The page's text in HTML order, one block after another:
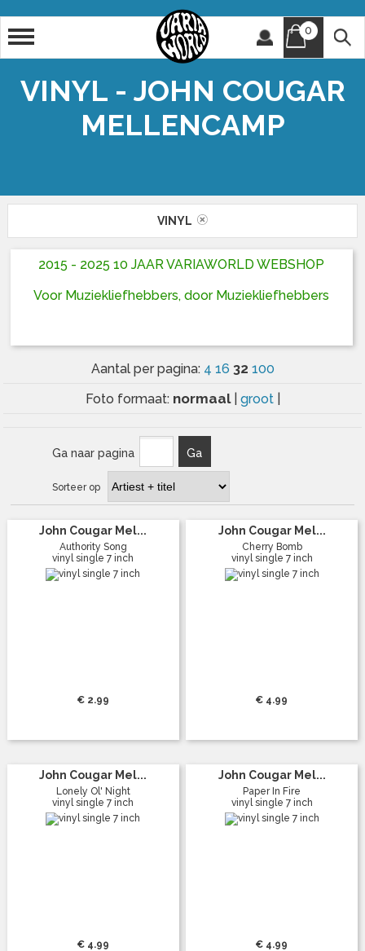
0
VINYL - JOHN COUGAR
MELLENCAMP
VINYL
2015 - 2025 10 JAAR VARIAWORLD WEBSHOP
Voor Muziekliefhebbers, door Muziekliefhebbers
Aantal per pagina: 4 16 32 100
Foto formaat: normaal groot
Ga naar pagina Ga
Sorteer op
John Cougar Mel...
Authority Song
vinyl single 7 inch
€ 2.99
John Cougar Mel...
Cherry Bomb
vinyl single 7 inch
€ 4.99
John Cougar Mel...
Lonely Ol' Night
vinyl single 7 inch
€ 4.99
John Cougar Mel...
Paper In Fire
vinyl single 7 inch
€ 4.99